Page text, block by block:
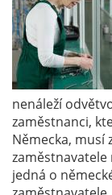
nenáleží
zaměstnanci,
Německa, musí
zaměstnavatele
jedná o